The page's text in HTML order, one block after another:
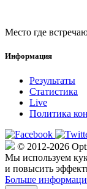
Место где
Информация
Результаты
Статистика
Live
Политика
© 2012-2026
Мы используем
и повысить
Больше